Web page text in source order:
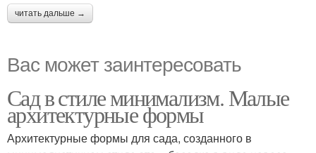
читать дальше →
Вас может заинтересовать
Сад в стиле минимализм. Малые
архитектурные формы
Архитектурные формы для сада, созданного в